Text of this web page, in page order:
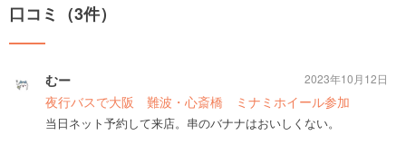
口コミ（3件）
むー
夜行バスで大阪 難波・心斎橋 ミナミホイール参加
当日ネット予約して来店。串のバナナはおいしくない。
2023年10月12日